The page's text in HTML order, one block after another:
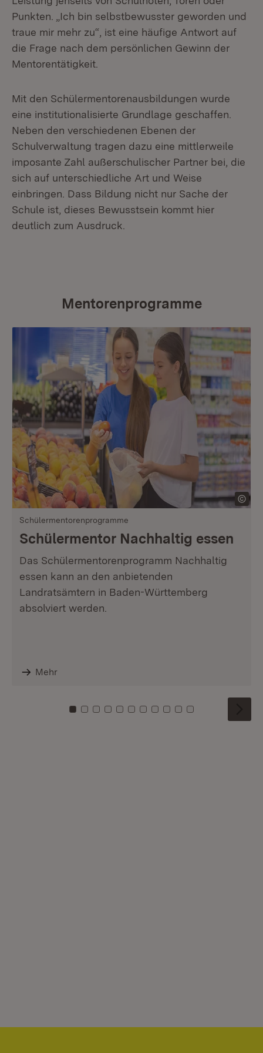
Punkten. „Ich bin selbstbewusster geworden und
traue mir mehr zu“, ist eine häufige Antwort auf
die Frage nach dem persönlichen Gewinn der
Mentorentätigkeit.
Mit den Schülermentorenausbildungen wurde
eine institutionalisierte Grundlage geschaffen.
Neben den verschiedenen Ebenen der
Schulverwaltung tragen dazu eine mittlerweile
imposante Zahl außerschulischer Partner bei, die
sich auf unterschiedliche Art und Weise
einbringen. Dass Bildung nicht nur Sache der
Schule ist, dieses Bewusstsein kommt hier
deutlich zum Ausdruck.
Mentorenprogramme
Schülermentorenprogramme
Schülermentor Nachhaltig essen
Das Schülermentorenprogramm Nachhaltig
essen kann an den anbietenden
Landratsämtern in Baden-Württemberg
absolviert werden.
Mehr
Zu Kachel: 0
Zu Kachel: 1
Zu Kachel: 2
Zu Kachel: 3
Zu Kachel: 4
Zu Kachel: 5
Zu Kachel: 6
Zu Kachel: 7
Zu Kachel: 8
Zu Kachel: 9
Zu Kachel: 10